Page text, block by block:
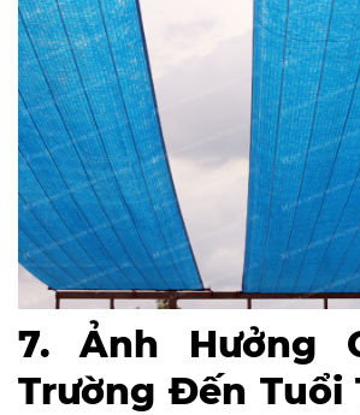
7. Ảnh Hưởng
Trường Đến Tuổi